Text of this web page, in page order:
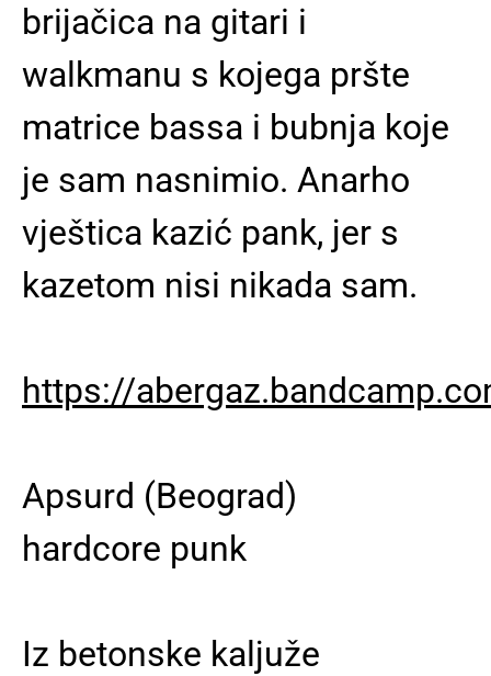
brijačica na gitari i
walkmanu s kojega pršte
matrice bassa i bubnja koje
je sam nasnimio. Anarho
vještica kazić pank, jer s
kazetom nisi nikada sam.
https://
Apsurd (Beograd)
hardcore punk
Iz betonske kaljuže